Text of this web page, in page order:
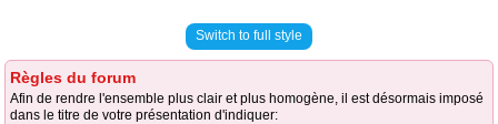
Switch to full style
Règles du forum
Afin de rendre l'ensemble plus clair et plus homogène, il est désormais imposé
dans le titre de votre présentation d'indiquer: